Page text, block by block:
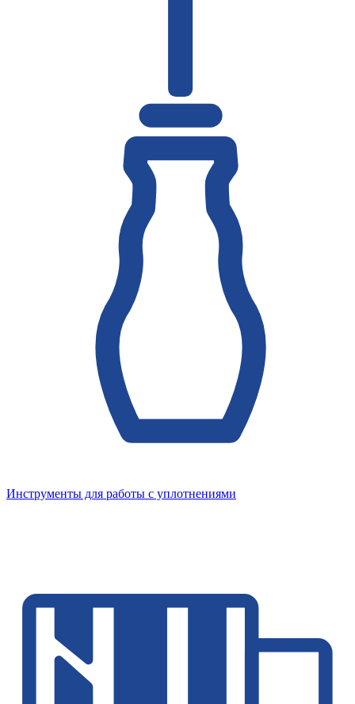
Инструменты для работы с уплотнениями